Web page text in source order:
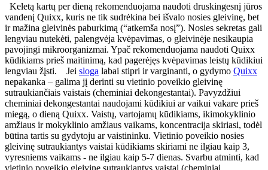
Keletą kartų per dieną rekomenduojama naudoti druskingesnį jūros
vandenį Quixx, kuris ne tik sudrėkina bei išvalo nosies gleivinę, bet
ir mažina gleivinės paburkimą (“atkemša nosį”). Nosies sekretas gali
lengviau nutekėti, palengvėja kvėpavimas, o gleivinėje nesikaupia
pavojingi mikroorganizmai. Ypač rekomenduojama naudoti Quixx
kūdikiams prieš maitinimą, kad pagerėjęs kvėpavimas leistų kūdikiui
lengviau žįsti.
Jei sloga labai stipri ir varginanti, o gydymo Quixx
nepakanka – galima jį derinti su vietinio poveikio gleivinę
sutraukiančiais vaistais (cheminiai dekongestantai). Pavyzdžiui
cheminiai dekongestantai naudojami kūdikiui ar vaikui vakare prieš
miegą, o dieną Quixx. Vaistų, vartojamų kūdikiams, ikimokyklinio
amžiaus ir mokyklinio amžiaus vaikams, koncentracija skiriasi, todėl
būtina tartis su gydytoju ar vaistininku. Vietinio poveikio nosies
gleivinę sutraukiantys vaistai kūdikiams skiriami ne ilgiau kaip 3,
vyresniems vaikams - ne ilgiau kaip 5-7 dienas. Svarbu atminti, kad
vietinio poveikio gleivinę sutraukiantys vaistai (cheminiai